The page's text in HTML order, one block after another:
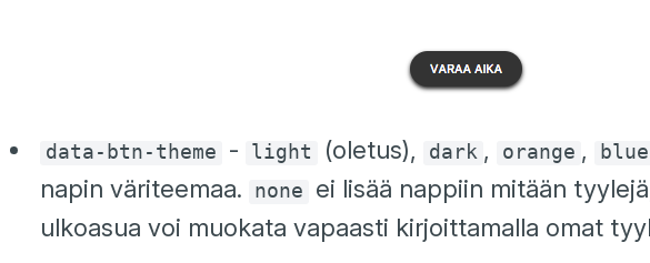
data-btn-theme - light (oletus), dark , orange , blue
napin väriteemaa.
none
ei lisää nappiin mitään
ulkoasua voi muokata vapaasti kirjoittamalla omat